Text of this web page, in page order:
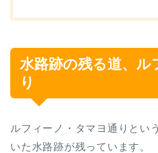
水路跡の残る道、ル
り
ルフィーノ・タマヨ通りとい
いた水路跡が残っています。